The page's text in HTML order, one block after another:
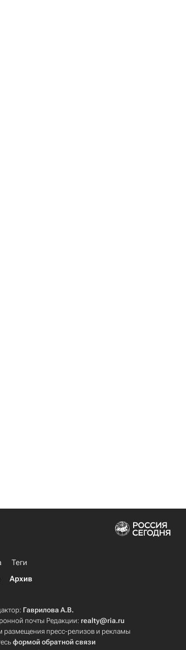
Теги
Архив
Гаврилова А.В.
почты Редакции: realty@ria.ru
размещения пресс-релизов и рекламы
формой обратной связи